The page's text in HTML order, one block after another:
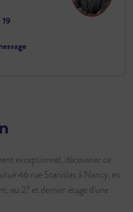
exceptionnel, découvrez ce
46 rue Stanislas à Nancy, en
au 2? et dernier étage d’une